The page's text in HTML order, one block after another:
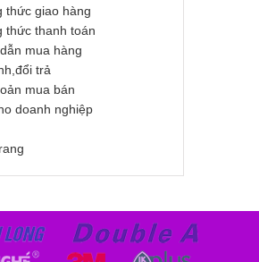
thức giao hàng
thức thanh toán
mua hàng
trả
mua bán
doanh nghiệp